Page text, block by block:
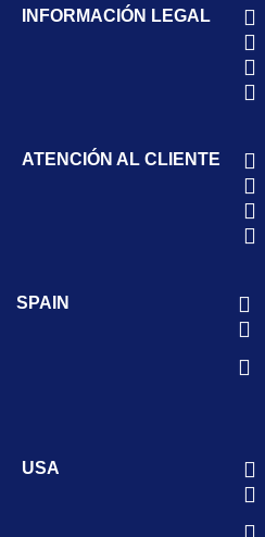
INFORMACIÓN LEGAL
ATENCIÓN AL CLIENTE
SPAIN
USA